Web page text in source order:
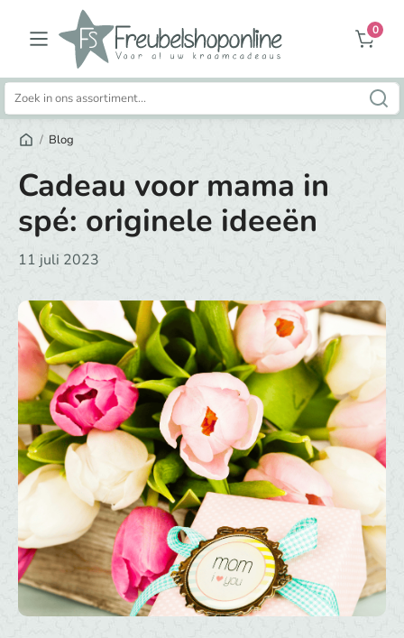
0
Zoeken
naar:
/ Blog
Cadeau voor mama in
spé: originele ideeën
11 juli 2023